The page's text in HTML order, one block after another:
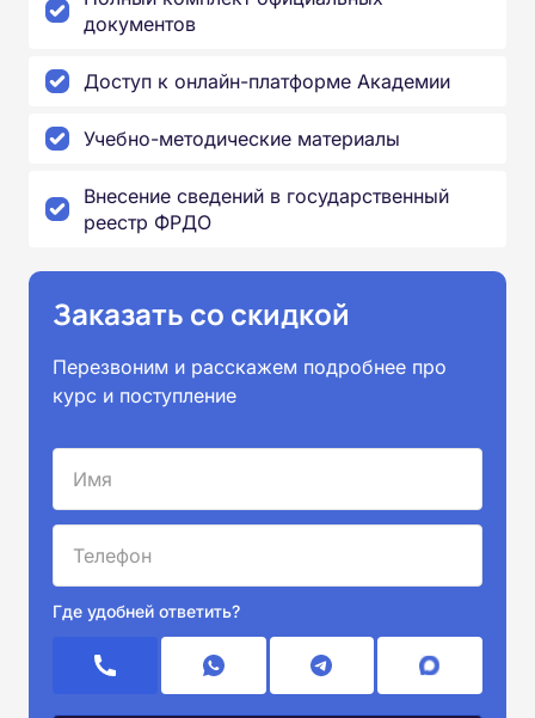
документов
Доступ к онлайн-платформе Академии
Учебно-методические материалы
Внесение сведений в государственный
реестр ФРДО
Заказать со скидкой
Перезвоним и расскажем подробнее про
курс и поступление
Где удобней ответить?